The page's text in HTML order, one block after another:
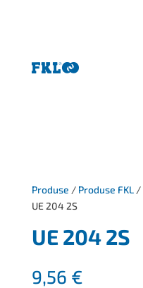
Produse / Produse FKL/
UE 204 2S
UE 204 2S
9,56 €